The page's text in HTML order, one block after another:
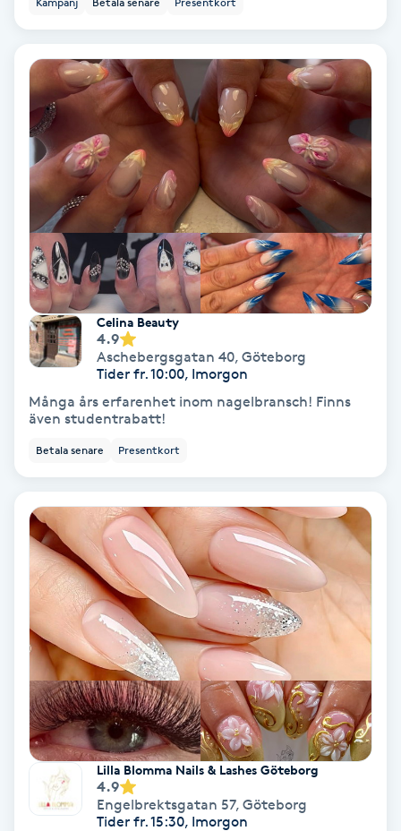
Babylights
Balayage
Bambumassage
Barber
Barnklippning
BIAB
Brynfärgning
Brynplockning
Bröllopsuppsättning
Celluliter
Coachning
Color correction
Celina Beauty
4.9
Aschebergsgatan 40, Göteborg
Tider fr. 10:00, Imorgon
Många års erfarenhet inom nagelbransch! Finns
även studentrabatt!
Betala senare Presentkort
Lilla Blomma Nails & Lashes Göteborg
4.9
Engelbrektsgatan 57, Göteborg
Tider fr. 15:30, Imorgon